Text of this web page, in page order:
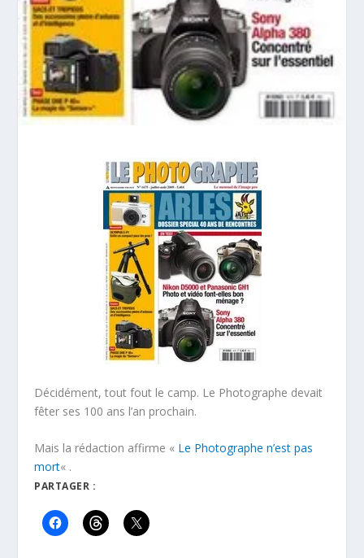
Décidément, tout fout le camp. Le Photographe devait
fêter ses 100 ans l’an prochain.
Mais la rédaction affirme « Le Photographe n’est pas
mort« .
PARTAGER :